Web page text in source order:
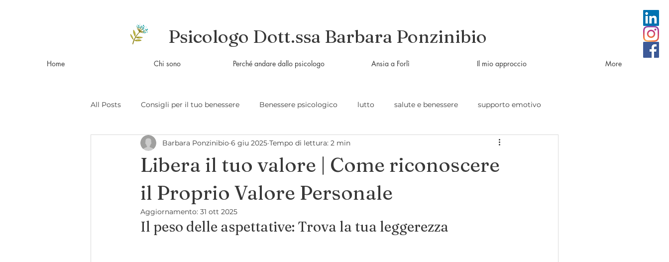
Psicologo Dott.ssa Barbara Ponzinibio
Home Chi sono Perché andare dallo psicologo Ansia a Forlì Il mio approccio More
All Posts Consigli per il tuo benessere Benessere psicologico lutto salute e benessere supporto emotivo
vivere con gli animali psicologia e benessere relazioni familiari
Libera il tuo valore | Come riconoscere
il Proprio Valore Personale
Barbara Ponzinibio 6 giu 2025 Tempo di lettura: 2 min
Aggiornamento: 31 ott 2025
Il peso delle aspettative: Trova la tua leggerezza